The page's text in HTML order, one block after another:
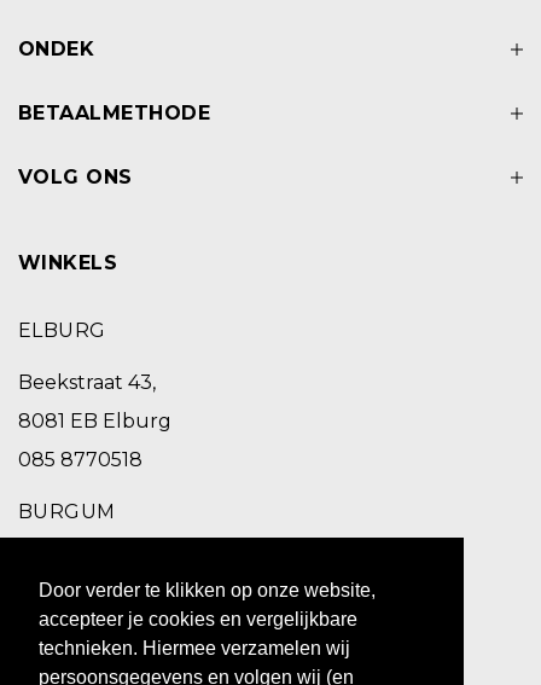
Door verder te klikken op onze website,
accepteer je cookies en vergelijkbare
technieken. Hiermee verzamelen wij
persoonsgegevens en volgen wij (en
ONDEK
BETAALMETHODE
VOLG ONS
WINKELS
ELBURG
Beekstraat 43,
8081 EB Elburg
085 8770518
BURGUM
9251 EC Burgum
0511 469 260